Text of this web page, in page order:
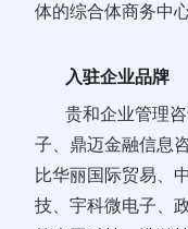
体的综合体商务中心
入驻企业品牌
贵和企业管理
子、鼎迈金融信息
比华丽国际贸易、
技、宇科微电子、